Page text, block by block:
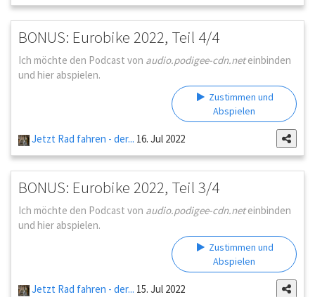
BONUS: Eurobike 2022, Teil 4/4
Ich möchte den Podcast von audio.podigee-cdn.neteinbinden
und hier abspielen.
Zustimmen und
Abspielen
Jetzt Rad fahren - der... 16. Jul 2022
BONUS: Eurobike 2022, Teil 3/4
Ich möchte den Podcast von audio.podigee-cdn.neteinbinden
und hier abspielen.
Zustimmen und
Abspielen
Jetzt Rad fahren - der... 15. Jul 2022